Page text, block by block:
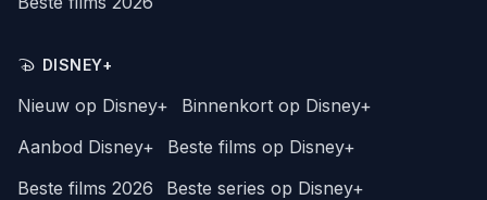
DISNEY+
Nieuw op Disney+
Binnenkort op Disney+
Aanbod Disney+
Beste films op Disney+
Beste films 2026
Beste series op Disney+